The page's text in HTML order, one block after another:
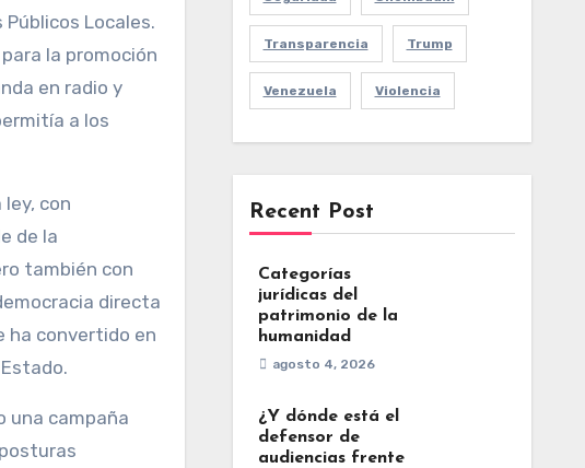
Locales.
la promoción
en radio y
a los
con
de la
también con
directa
ha convertido en
una campaña
Transparencia Trump
Venezuela Violencia
Recent Post
Categorías
jurídicas del
patrimonio de la
humanidad
agosto 4, 2026
¿Y dónde está el
defensor de
audiencias frente